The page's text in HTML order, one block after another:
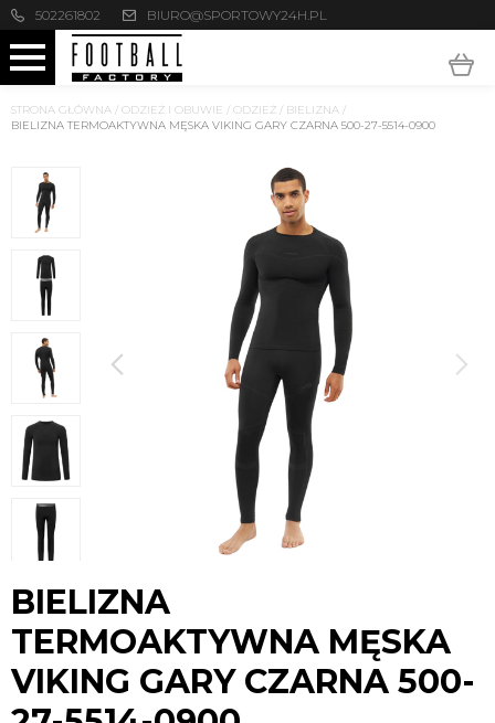
502261802 BIURO@SPORTOWY24H.PL
STRONA GŁÓWNA / ODZIEŻ I OBUWIE / ODZIEŻ / BIELIZNA /
BIELIZNA TERMOAKTYWNA MĘSKA VIKING GARY CZARNA 500-27-5514-0900
BIELIZNA
TERMOAKTYWNA MĘSKA
VIKING GARY CZARNA 500-